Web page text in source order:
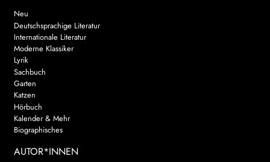
Neu
Deutschsprachige Literatur
Internationale Literatur
Moderne Klassiker
Lyrik
Sachbuch
Garten
Katzen
Hörbuch
Kalender & Mehr
Biographisches
AUTOR*INNEN